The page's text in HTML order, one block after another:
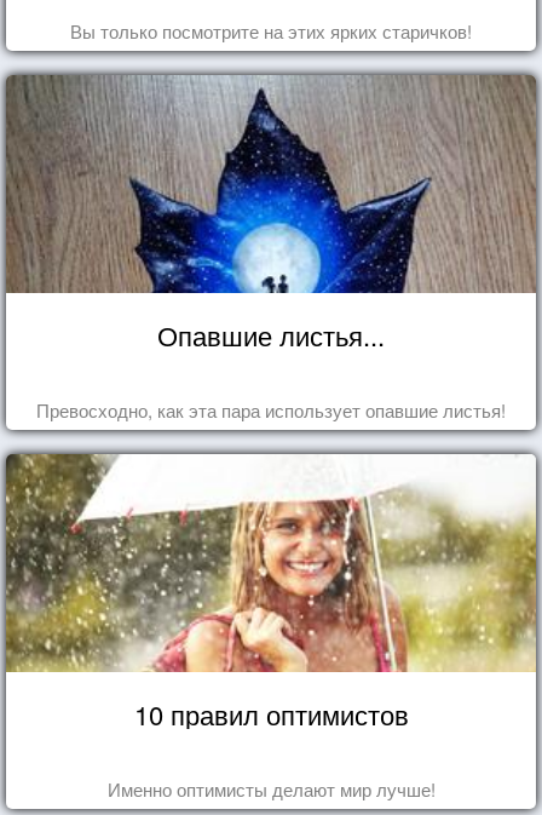
Вы только посмотрите на этих ярких старичков!
Опавшие листья...
Превосходно, как эта пара использует опавшие листья!
10 правил оптимистов
Именно оптимисты делают мир лучше!